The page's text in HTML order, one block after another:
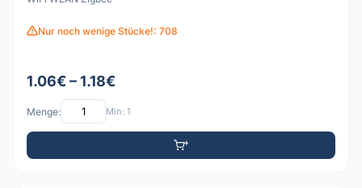
Nur noch wenige Stücke!: 708
1.06€ – 1.18€
Menge: Min: 1